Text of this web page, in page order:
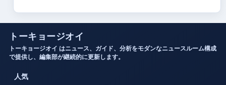
トーキョージオイ
トーキョージオイ はニュース、ガイド、分析をモダンなニュースルーム構成
で提供し、編集部が継続的に更新します。
人気